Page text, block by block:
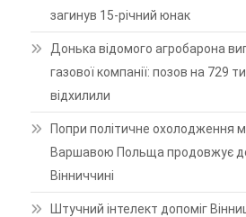
загинув 15-річний юнак
Донька відомого агробарона
газової компанії: позов на 729
відхилили
Попри політичне охолодження
Варшавою Польща продовжує
Вінниччині
Штучний інтелект допоміг